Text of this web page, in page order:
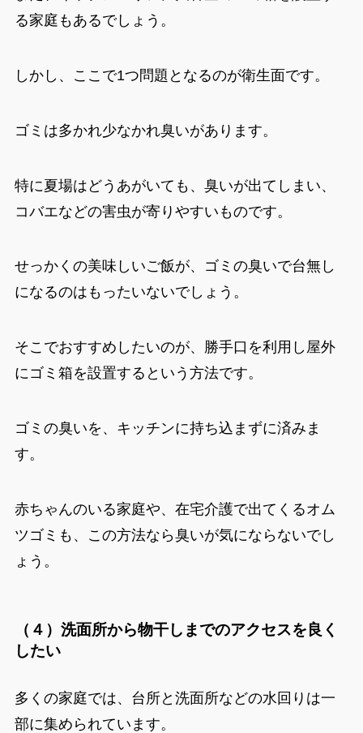
る家庭もあるでしょう。
しかし、ここで1つ問題となるのが衛生面です。
ゴミは多かれ少なかれ臭いがあります。
特に夏場はどうあがいても、臭いが出てしまい、
コバエなどの害虫が寄りやすいものです。
せっかくの美味しいご飯が、ゴミの臭いで台無し
になるのはもったいないでしょう。
そこでおすすめしたいのが、 勝手口を利用し屋外
にゴミ箱を設置するという方法です。
ゴミの臭いを、キッチンに持ち込まずに済みま
す。
赤ちゃんのいる家庭や、在宅介護で出てくるオム
ツゴミも、この方法なら臭いが気にならないでし
ょう。
（４）洗面所から物干しまでのアクセスを良く
したい
多くの家庭では、台所と洗面所などの水回りは一
部に集められています。